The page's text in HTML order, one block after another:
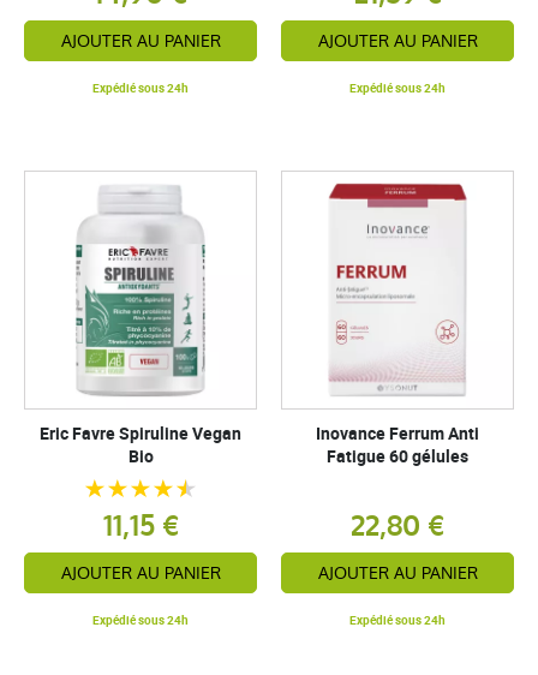
AJOUTER AU PANIER
Expédié sous 24h
AJOUTER AU PANIER
Expédié sous 24h
Eric Favre Spiruline Vegan
Bio
11,15 €
AJOUTER AU PANIER
Expédié sous 24h
Inovance Ferrum Anti
Fatigue 60 gélules
22,80 €
AJOUTER AU PANIER
Expédié sous 24h